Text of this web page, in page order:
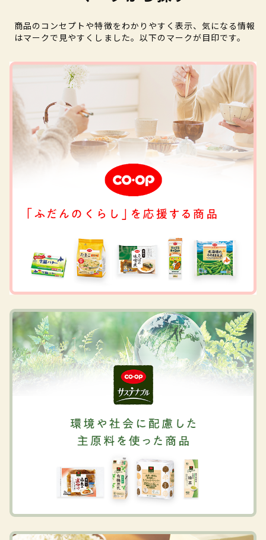
商品のコンセプトや特徴をわかりやすく表示、気になる情報
はマークで見やすくしました。以下のマークが目印です。